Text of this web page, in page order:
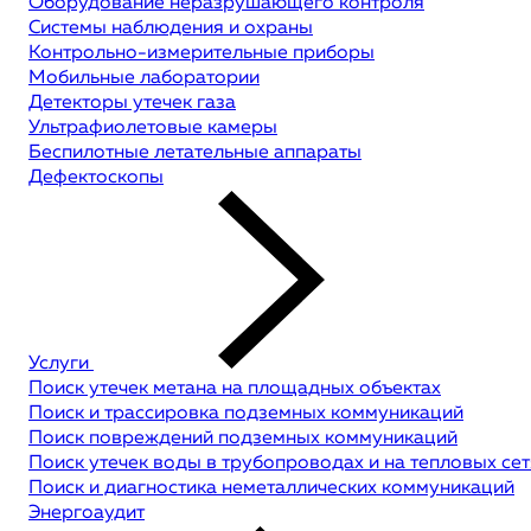
Системы наблюдения и охраны
Контрольно-измерительные приборы
Мобильные лаборатории
Детекторы утечек газа
Ультрафиолетовые камеры
Беспилотные летательные аппараты
Дефектоскопы
Услуги
Поиск утечек метана на площадных объектах
Поиск и трассировка подземных коммуникаций
Поиск повреждений подземных коммуникаций
Поиск утечек воды в трубопроводах и на тепловых
Поиск и диагностика неметаллических коммуникаций
Энергоаудит